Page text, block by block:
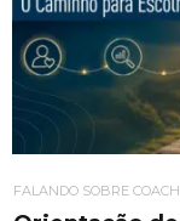
FALANDO SOBRE